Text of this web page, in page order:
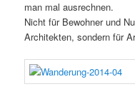
man mal ausrechnen.
Nicht für Bewohner und
Architekten, sondern für